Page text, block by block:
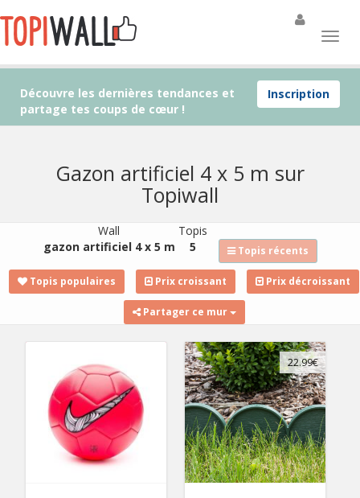
Inscription
Découvre les dernières tendances et
partage tes coups de cœur !
Gazon artificiel 4 x 5 m sur
Topiwall
Wall
gazon artificiel 4 x 5 m
Topis
5
Topis récents
Topis populaires Prix croissant Prix décroissant
Partager ce mur
22.99€